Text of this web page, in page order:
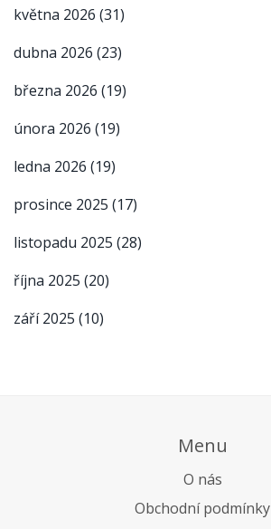
května 2026 (31)
dubna 2026 (23)
března 2026 (19)
února 2026 (19)
ledna 2026 (19)
prosince 2025 (17)
listopadu 2025 (28)
října 2025 (20)
září 2025 (10)
Menu
O nás
Obchodní podmínky